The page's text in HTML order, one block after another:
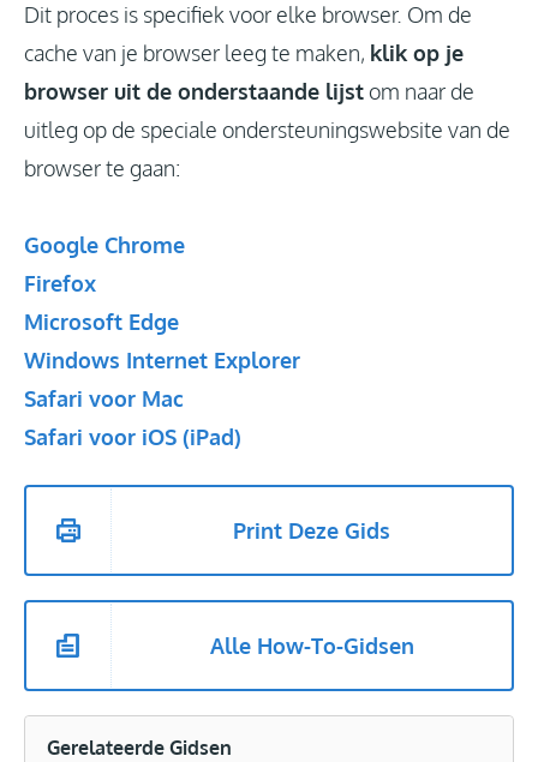
Dit proces is specifiek voor elke browser. Om de
cache van je browser leeg te maken, klik op je
browser uit de onderstaande lijst om naar de
uitleg op de speciale ondersteuningswebsite van de
browser te gaan:
Google Chrome
Firefox
Microsoft Edge
Windows Internet Explorer
Safari voor Mac
Safari voor iOS (iPad)
Print Deze Gids
Alle How-To-Gidsen
Gerelateerde Gidsen